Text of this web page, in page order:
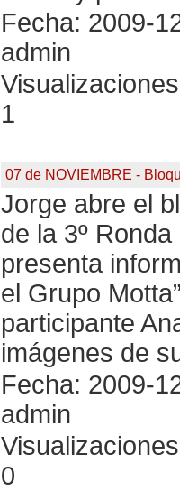
Fecha: 2009-
admin
1
07 de NOVIEMBRE -
Jorge abre el
de la 3º
presenta
el Grupo
participante
imágenes de
Fecha: 2009-
admin
0